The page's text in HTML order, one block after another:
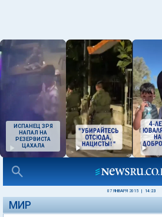
ИСПАНЕЦ ЗРЯ
НАПАЛ НА
РЕЗЕРВИСТА
ЦАХАЛА
07 ЯНВАРЯ 2015 14:23
МИР